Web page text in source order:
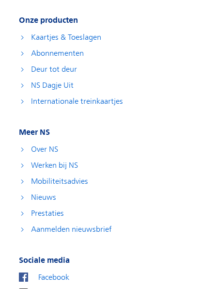
Onze producten
Kaartjes & Toeslagen
Abonnementen
Deur tot deur
NS Dagje Uit
Internationale treinkaartjes
Meer NS
Over NS
Werken bij NS
Mobiliteitsadvies
Nieuws
Prestaties
Aanmelden nieuwsbrief
Sociale media
Facebook